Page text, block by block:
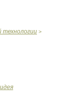
технологии >